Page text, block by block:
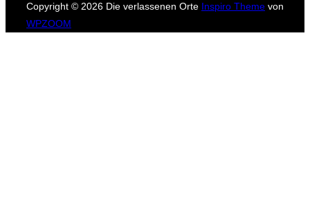
Copyright © 2026 Die verlassenen Orte Inspiro Theme von
WPZOOM